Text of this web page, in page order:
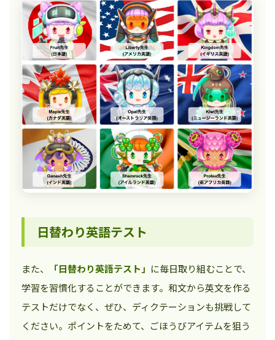
日替わり英語テスト
また、 「日替わり英語テスト」 に毎日取り組むことで、
学習を習慣化することができます。和文から英文を作る
テストだけでなく、ぜひ、ディクテーションも挑戦して
ください。ポイントをためて、ごほうびアイテムを狙う